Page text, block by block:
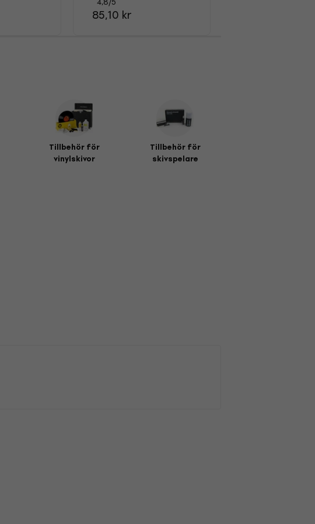
85,10 kr
Tillbehör för
vinylskivor
Tillbehör för
skivspelare